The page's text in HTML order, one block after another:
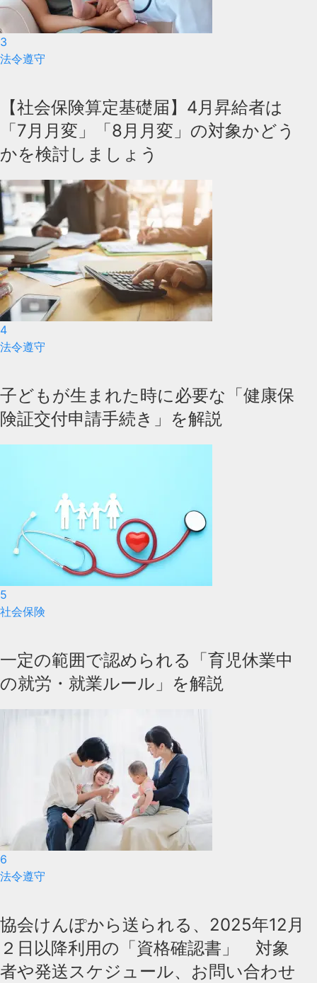
3
法令遵守
【社会保険算定基礎届】4月昇給者は
「7月月変」「8月月変」の対象かどう
かを検討しましょう
4
法令遵守
子どもが生まれた時に必要な「健康保
険証交付申請手続き」を解説
5
社会保険
一定の範囲で認められる「育児休業中
の就労・就業ルール」を解説
6
法令遵守
協会けんぽから送られる、2025年12月
２日以降利用の「資格確認書」 対象
者や発送スケジュール、お問い合わせ